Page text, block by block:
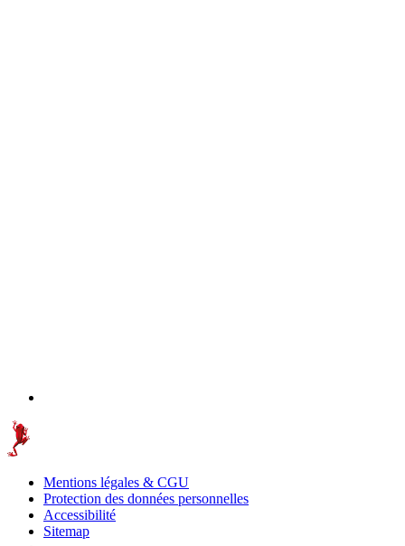
Mentions légales & CGU
Protection des données personnelles
Accessibilité
Sitemap